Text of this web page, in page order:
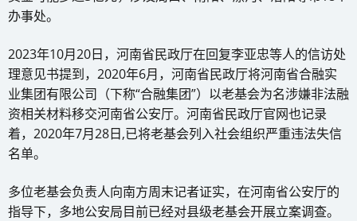
办事处。
2023年10月20日，河南省民政厅在回复李亚忠等人的信访处
理意见书提到，2020年6月，河南省民政厅将河南省合融实
业集团有限公司（下称“合融集团”）以老基会为名涉嫌非法融
资相关材料移交河南省公安厅。河南省民政厅官网也记录
着，2020年7月28日,已将老基会列入社会组织严重违法失信
名单。
多位老基会负责人向南方周末记者证实，在河南省公安厅的
指导下，多地公安局目前已经对县级老基会开展立案调查。